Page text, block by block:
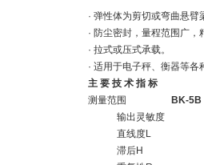
· 弹性体为剪切或弯曲悬
· 防尘密封，量程范围广
· 拉式或压式承载。
· 适用于电子秤、衡器等
主 要 技 术 指 标
测量范围
BK-5B
输出灵敏度
直线度L
滞后H